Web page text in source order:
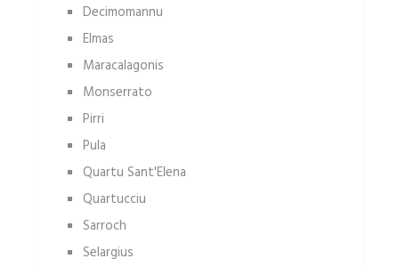
Decimomannu
Elmas
Maracalagonis
Monserrato
Pirri
Pula
Quartu Sant'Elena
Quartucciu
Sarroch
Selargius